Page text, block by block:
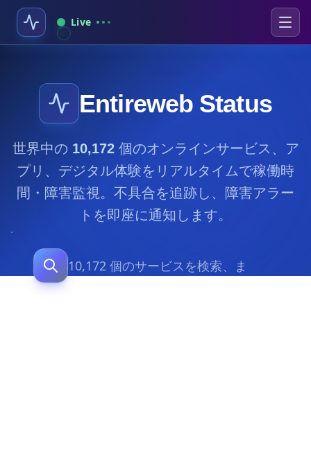
Live
Entireweb Status
世界中の 10,172個のオンラインサービス、ア
プリ、デジタル体験をリアルタイムで稼働時
間・障害監視。不具合を追跡し、障害アラー
トを即座に通知します。